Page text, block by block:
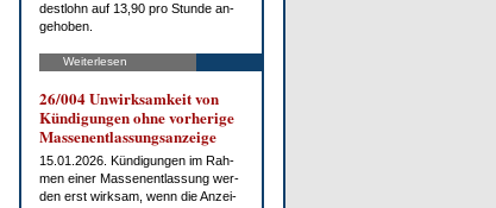
dest­lohn auf 13,90 pro St­un­de an­
ge­ho­ben.
Weiterlesen
26/004 Un­wirk­sam­keit von
Kün­di­gun­gen oh­ne vor­he­ri­ge
Mas­sen­ent­las­sungs­an­zei­ge
15.01.2026. Kün­di­gun­gen im Rah­
men ei­ner Mas­sen­ent­las­sung wer­
den erst wirk­sam, wenn die An­zei­